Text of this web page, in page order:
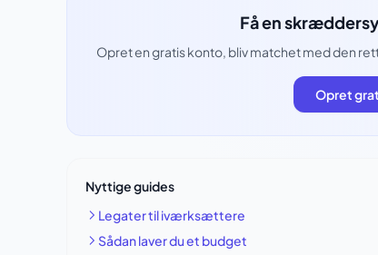
Få en
Opret en gratis konto, bliv matchet med den
Opret
Nyttige guides
Legater til iværksættere
Sådan laver du et budget